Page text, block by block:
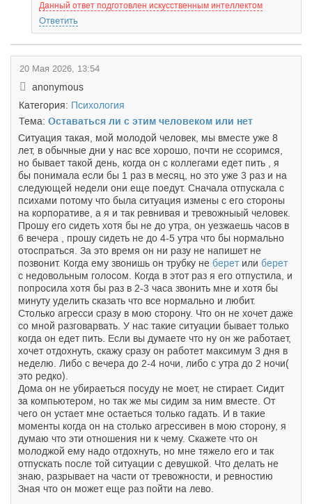
Данный ответ подготовлен искусственным интеллектом
Ответить
20 Мая 2026, 13:54
anonymous
Категория: Психология
Тема: Оставаться ли с этим человеком или нет
Ситуация такая, мой молодой человек, мы вместе уже 8
лет, в обычные дни у нас все хорошо, почти не ссоримся,
но бывает такой день, когда он с коллегами едет пить , я
бы понимала если бы 1 раз в месяц, но это уже 3 раз и на
следующей недели они еще поедут. Сначала отпускала с
психами потому что была ситуация измены с его стороны
на корпоративе, а я и так ревнивая и тревожныый человек.
Прошу его сидеть хотя бы не до утра, он уезжаешь часов в
6 вечера , прошу сидеть не до 4-5 утра что бы нормально
отоспраться. За это время он ни разу не напишет не
позвонит. Когда ему звонишь он трубку не беретили берет
с недовольным голосом. Когда в этот раз я его отпустила, и
попросила хотя бы раз в 2-3 часа звонить мне и хотя бы
минуту уделить сказать что все нормально и любит.
Столько агресси сразу в мою сторону. Что он не хочет даже
со мной разговарвать. У нас такие ситуации бывает только
когда он едет пить. Если вы думаете что ну он же работает,
хочет отдохнуть, скажу сразу он работет максимум 3 дня в
неделю. Либо с вечера до 2-4 ночи, либо с утра до 2 ночи(
это редко).
Дома он не убираеться посуду не моет, не стирает. Сидит
за компьютером, но так же мы сидим за ним вместе. От
чего он устает мне остаеться только гадать. И в такие
моменты когда он на столько агрессивен в мою сторону, я
думаю что эти отношения ни к чему. Скажете что он
молоджой ему надо отдохнуть, но мне тяжело его и так
отпускать после той ситуации с девушкой. Что делать не
знаю, разрывает на части от тревожности, и ревностию
Зная что он может еще раз пойти на лево.